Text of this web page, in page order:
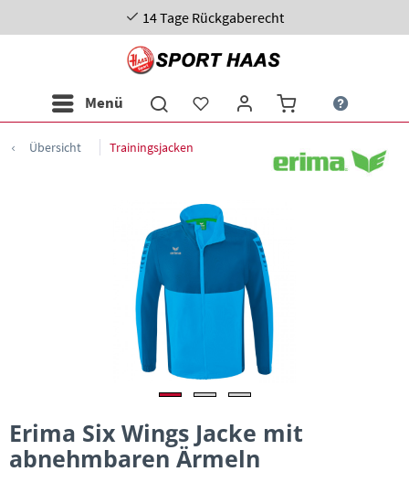
14 Tage Rückgaberecht
Menü
Übersicht Trainingsjacken
Erima Six Wings Jacke mit
abnehmbaren Ärmeln